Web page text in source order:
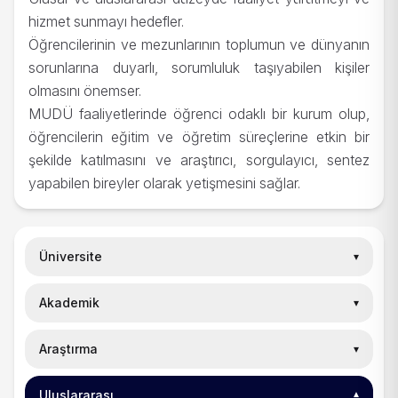
Üniversite ▾
Kurumsal ▾
Kuruluş Öyküsü
Kurucu Vakıf
Yönetim ▾
Mütevelli Heyeti Başkanı
Akademik ▾
Enstitü ▾
Lisansüstü Eğitim Enstitüsü
Fakülteler ▾
Araştırma ▾
Araştırma ve Geliştirme ▾
Uluslararası
hizmet sunmayı hedefler.
Öğrencilerinin ve mezunlarının toplumun ve dünyanın
sorunlarına duyarlı, sorumluluk taşıyabilen kişiler
olmasını önemser.
MUDÜ faaliyetlerinde öğrenci odaklı bir kurum olup,
öğrencilerin eğitim ve öğretim süreçlerine etkin bir
şekilde katılmasını ve araştırıcı, sorgulayıcı, sentez
yapabilen bireyler olarak yetişmesini sağlar.